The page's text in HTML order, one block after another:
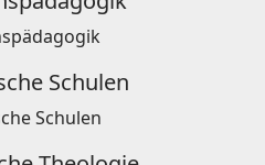
Schulen